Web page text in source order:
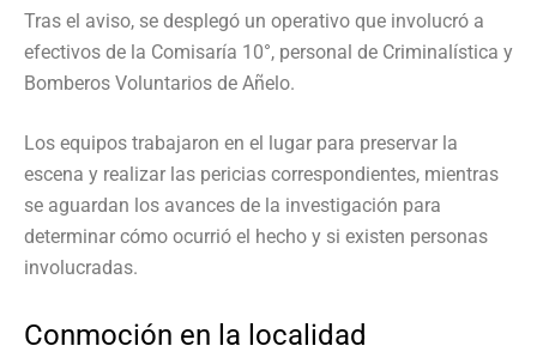
Tras el aviso, se desplegó un operativo que involucró a
efectivos de la Comisaría 10°, personal de Criminalística y
Bomberos Voluntarios de Añelo.
Los equipos trabajaron en el lugar para preservar la
escena y realizar las pericias correspondientes, mientras
se aguardan los avances de la investigación para
determinar cómo ocurrió el hecho y si existen personas
involucradas.
Conmoción en la localidad